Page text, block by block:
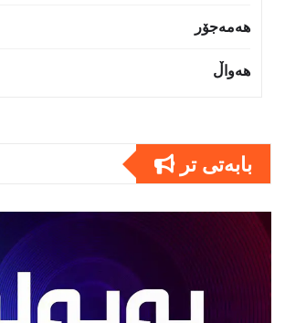
هەمەجۆر
هەواڵ
بابەتى تر